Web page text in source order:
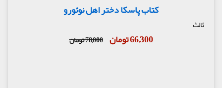
کتاب پاسکا دختر اهل نوئورو
ثالث
66,300 تومان 78,000 تومان